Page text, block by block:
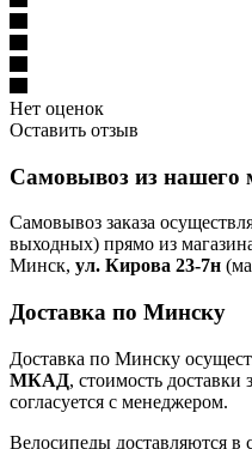
Нет оценок
Оставить отзыв
Самовывоз из нашего
Самовывоз заказа
выходных) прямо из
Минск, ул. Кирова 23-7н
Доставка по Минску
Доставка по Минску
МКАД, стоимость доставки
согласуется с менеджером.
Велосипеды доставляются в